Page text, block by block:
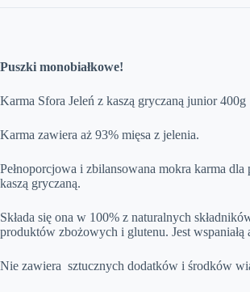
Puszki monobiałkowe!
Karma Sfora Jeleń z kaszą gryczaną junior 400g
Karma zawiera aż 93% mięsa z jelenia.
Pełnoporcjowa i zbilansowana mokra karma dla
kaszą gryczaną.
Składa się ona w 100% z naturalnych
produktów zbożowych i glutenu. Jest
Nie zawiera sztucznych dodatków i środków